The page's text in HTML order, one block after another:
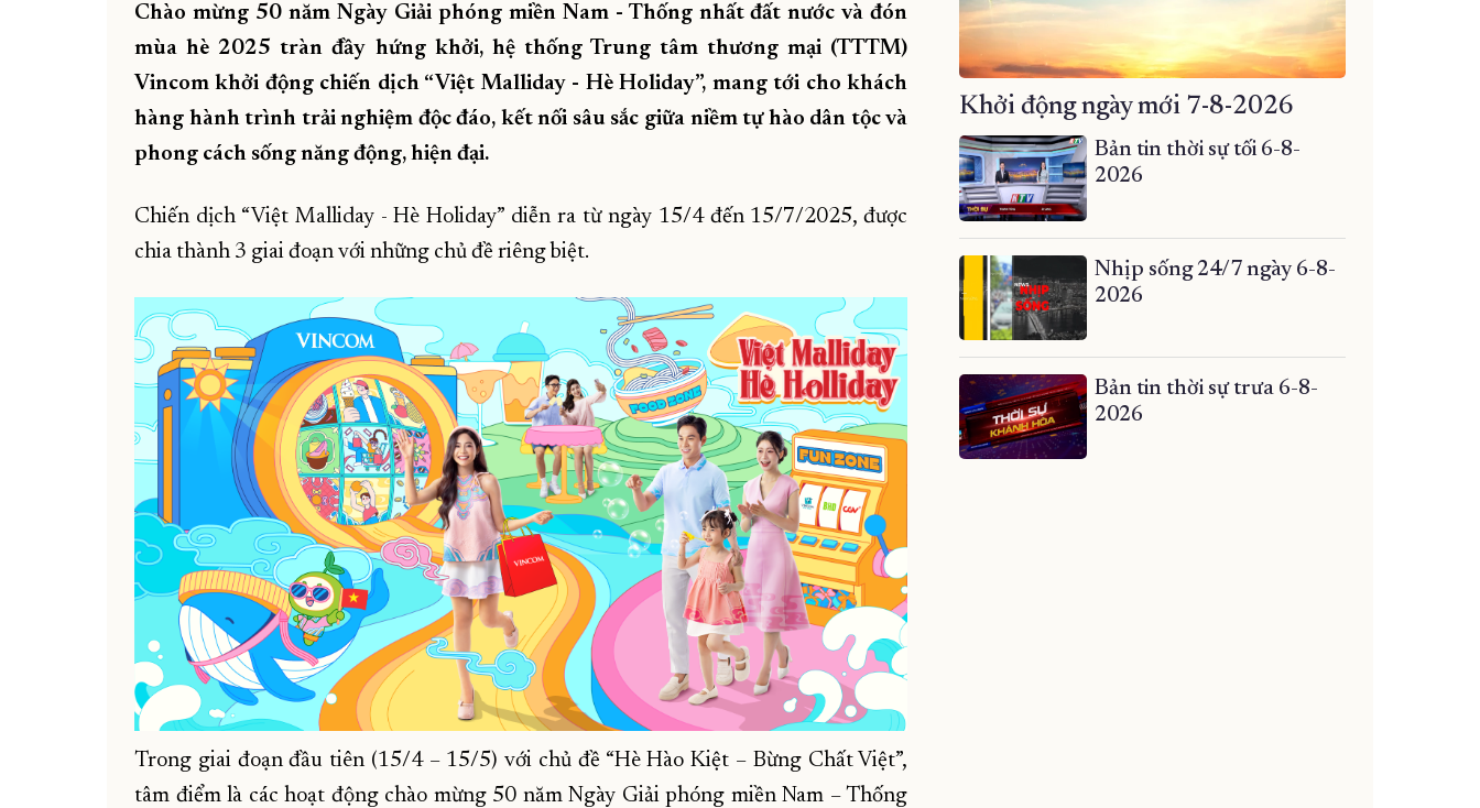
Chào mừng 50 năm Ngày Giải phóng miền Nam - Thống nhất đất nước và đón
mùa hè 2025 tràn đầy hứng khởi, hệ thống Trung tâm thương mại (TTTM)
Vincom khởi động chiến dịch “Việt Malliday - Hè Holiday”, mang tới cho khách
hàng hành trình trải nghiệm độc đáo, kết nối sâu sắc giữa niềm tự hào dân tộc và
phong cách sống năng động, hiện đại.
Chiến dịch “Việt Malliday - Hè Holiday” diễn ra từ ngày 15/4 đến 15/7/2025, được
chia thành 3 giai đoạn với những chủ đề riêng biệt.
Trong giai đoạn đầu tiên (15/4 – 15/5) với chủ đề “Hè Hào Kiệt – Bừng Chất Việt”,
tâm điểm là các hoạt động chào mừng 50 năm Ngày Giải phóng miền Nam – Thống
Khởi động ngày mới 7-8-2026
Bản tin thời sự tối 6-8-
2026
Nhịp sống 24/7 ngày 6-8-
2026
Bản tin thời sự trưa 6-8-
2026